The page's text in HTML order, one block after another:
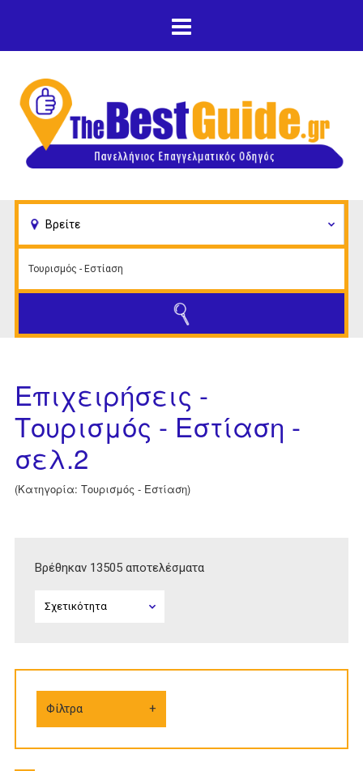
κυρίως περιεχόμενο
Επιχειρήσεις -
Τουρισμός - Εστίαση -
σελ.2
(Κατηγορία: Τουρισμός - Εστίαση)
Βρέθηκαν 13505 αποτελέσματα
Φίλτρα